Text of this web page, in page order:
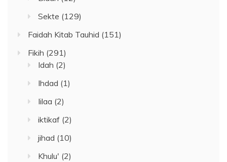
Sekte (129)
Faidah Kitab Tauhid (151)
Fikih (291)
Idah (2)
Ihdad (1)
Iilaa (2)
iktikaf (2)
jihad (10)
Khulu' (2)